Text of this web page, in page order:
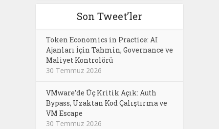
Son Tweet’ler
Token Economics in Practice: AI
Ajanları İçin Tahmin, Governance ve
Maliyet Kontrolörü
30 Temmuz 2026
VMware’de Üç Kritik Açık: Auth
Bypass, Uzaktan Kod Çalıştırma ve
VM Escape
30 Temmuz 2026